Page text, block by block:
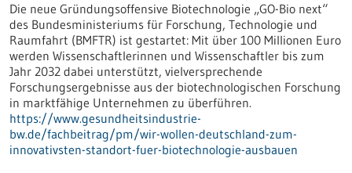
Die neue Gründungsoffensive Biotechnologie „GO-Bio next“
des Bundesministeriums für Forschung, Technologie und
Raumfahrt (BMFTR) ist gestartet: Mit über 100 Millionen Euro
werden Wissenschaftlerinnen und Wissenschaftler bis zum
Jahr 2032 dabei unterstützt, vielversprechende
Forschungsergebnisse aus der biotechnologischen Forschung
in marktfähige Unternehmen zu überführen.
https://www.gesundheitsindustrie-
bw.de/fachbeitrag/pm/wir-wollen-deutschland-zum-
innovativsten-standort-fuer-biotechnologie-ausbauen